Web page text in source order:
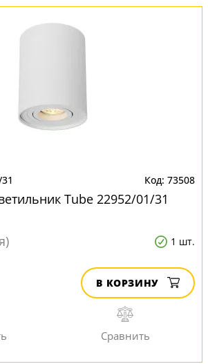
73508
Tube 22952/01/31
1 шт.
В КОРЗИНУ